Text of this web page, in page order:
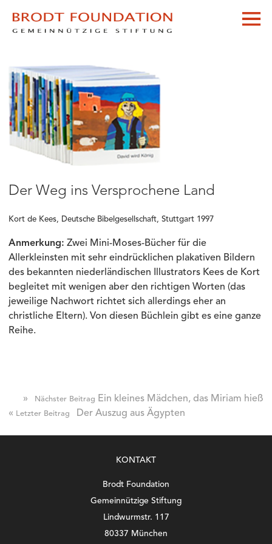
Der Weg ins Versprochene Land
Kort de Kees, Deutsche Bibelgesellschaft, Stuttgart 1997
Anmerkung: Zwei Mini-Moses-Bücher für die
Allerkleinsten mit sehr eindrücklichen plakativen Bildern
des bekannten niederländischen Illustrators Kees de Kort
begleitet mit wenigen aber den richtigen Worten (das
jeweilige Nachwort richtet sich allerdings eher an
christliche Eltern). Von diesen Büchlein gibt es eine ganze
Reihe.
» Nächster Beitrag Ein kleines Mädchen, das Miriam hieß
« Letzter Beitrag Der Auszug aus Ägypten
KONTAKT
Brodt Foundation
Gemeinnützige Stiftung
Lindwurmstr. 117
80337 München